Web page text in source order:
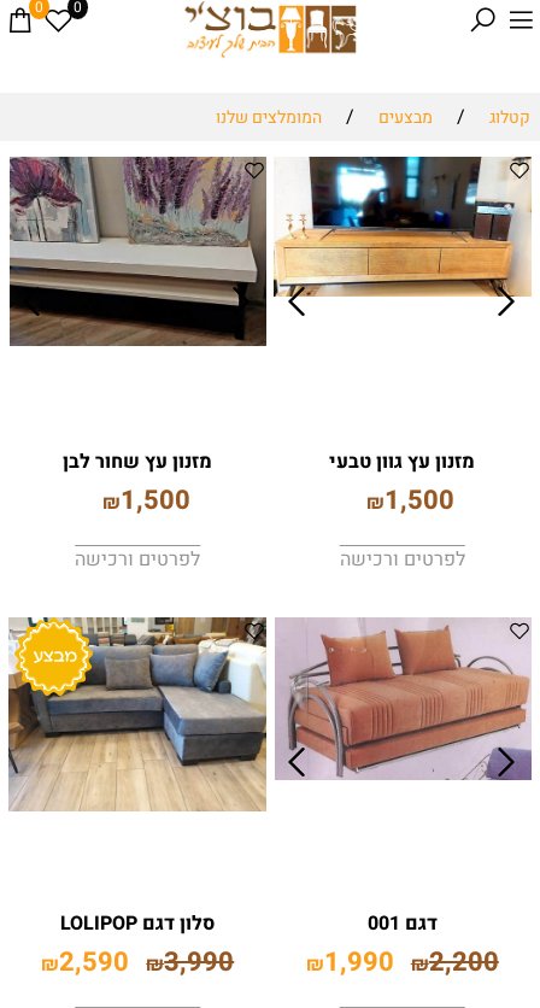
0 0
קטלוג / מבצעים / המומלצים שלנו
מזנון עץ גוון טבעי
₪1,500
לפרטים ורכישה
מזנון עץ שחור לבן
₪1,500
לפרטים ורכישה
דגם 001
₪2,200
₪1,990
סלון דגם LOLIPOP
₪3,990
₪2,590